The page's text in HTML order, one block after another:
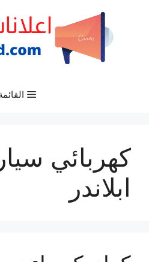
كهربائي
ابلاندر